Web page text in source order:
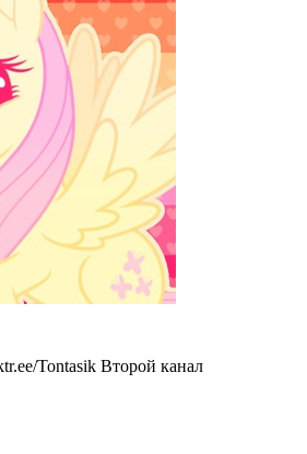
Tontasik Второй канал